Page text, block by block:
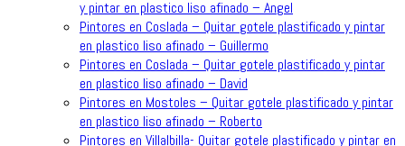
y pintar en plastico liso afinado – Angel
Pintores en Coslada – Quitar gotele plastificado y pintar
en plastico liso afinado – Guillermo
Pintores en Coslada – Quitar gotele plastificado y pintar
en plastico liso afinado – David
Pintores en Mostoles – Quitar gotele plastificado y pintar
en plastico liso afinado – Roberto
Pintores en Villalbilla- Quitar gotele plastificado y pintar en